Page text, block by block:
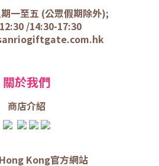
一至五 (公眾假期除外);
/14:30-17:30
關於我們
商店介紹
Kong官方網站